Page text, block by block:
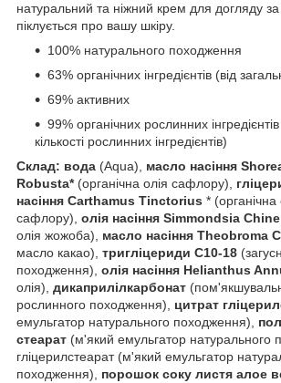
натуральний та ніжний крем для догляду
піклується про вашу шкіру.
100% натурального походження
63% органічних інгредієнтів (від
69% активних
99% органічних рослинних
кількості рослинних інгредієнтів)
Склад: вода (Aqua), масло насіння
Robusta*(органічна олія сафлору),
насіння Carthamus Tinctorius * (органічна
сафлору), олія насіння Simmondsia
олія жожоба), масло насіння Theobroma
масло какао), тригліцериди C10-18
походження), олія насіння Helianthus
олія), дикаприлілкарбонат
рослинного походження), цитрат
емульгатор натурального походження),
стеарат (м'який емульгатор натурального
гліцерилстеарат (м'який емульгатор
походження), порошок соку листя алое